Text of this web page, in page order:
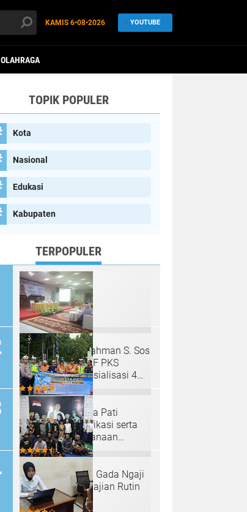
KAMIS 6•08•2026 YOUTUBE
OLAHRAGA
TOPIK POPULER
Kota
Nasional
Edukasi
Kabupaten
TERPOPULER
H. Mahfud Adurrahman S. Sos
Anggota MPR RI F PKS
Kembali Gelar Sosialisasi 4
Pilar Dengan Salimah Kota
Bekasi pada Masa Reses
Satlantas Polresta Pati
Sosialisasi, Glorifikasi serta
Viralisasi Pelaksanaan
Operasi Keselamatan Lalu
Lintas Candi 2024
Padepokan "Palu Gada Ngaji
Roso" Gelar Pengajian Rutin
Selapanan